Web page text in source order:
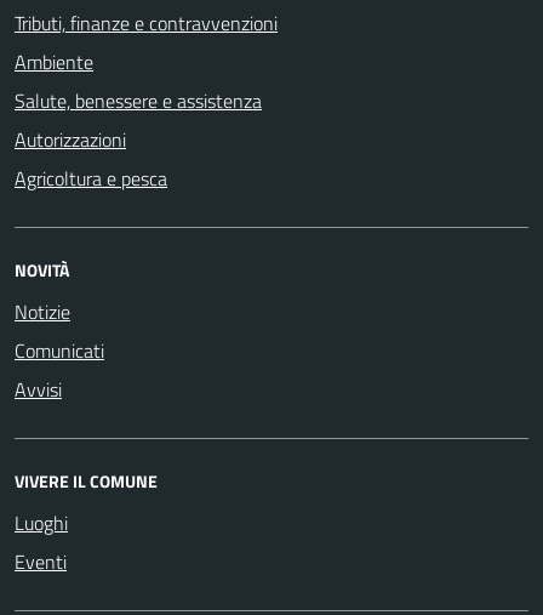
Tributi, finanze e contravvenzioni
Ambiente
Salute, benessere e assistenza
Autorizzazioni
Agricoltura e pesca
NOVITÀ
Notizie
Comunicati
Avvisi
VIVERE IL COMUNE
Luoghi
Eventi